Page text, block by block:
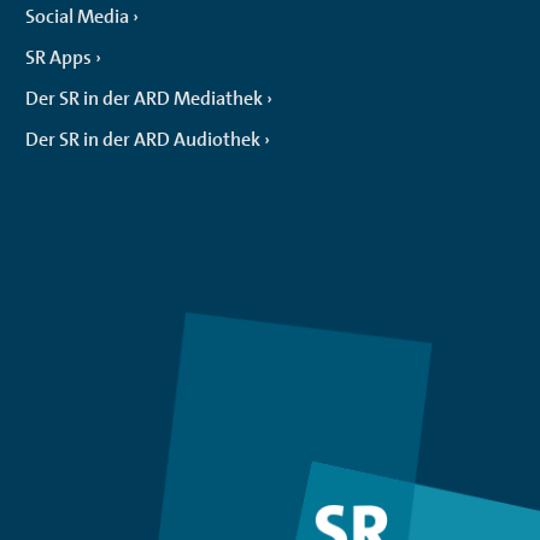
Social Media
SR Apps
Der SR in der ARD Mediathek
Der SR in der ARD Audiothek